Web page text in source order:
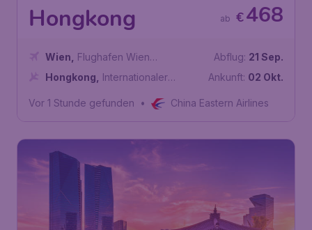
Hongkong €468
ab
Wien
Flughafen Wien
Schwechat
Hongkong
Internationaler
Abflug: 21 Sep.
Ankunft: 02 Okt.
Vor 1 Stunde gefunden • China Eastern Airlines